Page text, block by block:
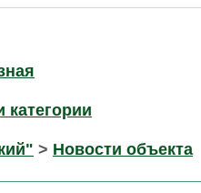
категории
> Новости объекта